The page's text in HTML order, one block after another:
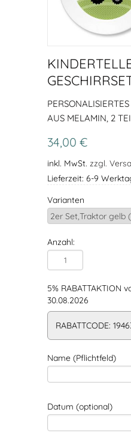
AUS MELAMIN, 2
34,00 €
inkl. MwSt. zzgl.
Lieferzeit: 6-9
Varianten
Anzahl:
5% RABATTAKTION
30.08.2026
RABATTCODE:
Name (Pflichtfeld)
Datum (optional)